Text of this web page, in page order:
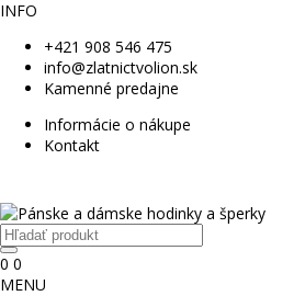
INFO
+421 908 546 475
info@zlatnictvolion.sk
Kamenné predajne
Informácie o nákupe
Kontakt
0 0
MENU